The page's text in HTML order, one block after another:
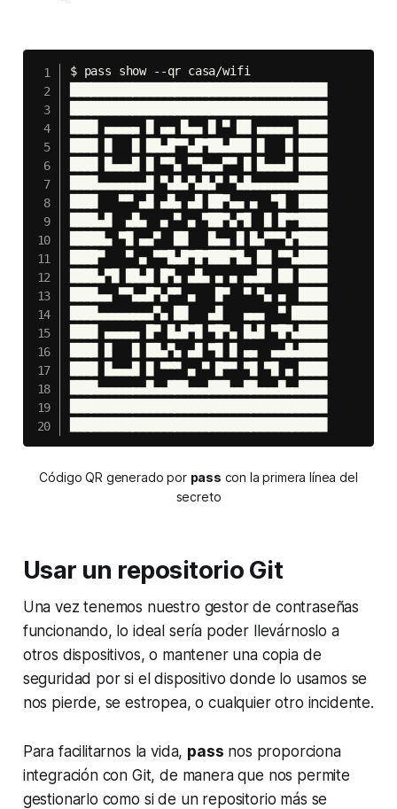
$ pass show --qr casa/wifi
████ ▄▄▄▄▄ █ ▄▄ █▄▄ █ ▀ ██ ▄▄▄▄▄ ████
████ █   █ ██▄█▀▀▄█▀██▄███ █   █ ████
████ █▄▄▄█ █ ▀▀▄ ▀▀▄▄▄▀▀ █ █▄▄▄█ ████
████▄▄▄▄▄▄▄█ ▀▄█▄▀▄█▄▀ ▀▄█▄▄▄▄▄▄▄████
████   ▀▀ ▄█ ▄█▄ ▄█ ██▀▄▄ ▄  ▀█  ████
████▄█  ▄█▄  ▄ ▀ ▄ ▀██▀▄▀█  █ █▀▀████
█████▄ ▀█ ▄▄▀  ██   █▄▄ █ █▄▀▀▀▄▀████
████▀   ▀ ▄ ▀▀█▄█▀█▀███▀█▄ ██ ▀▀▄████
████▄▀█ ██▄█ █▀▄ ▄█▄ ▄ ▄ ▄▄██ ██ ████
████▄▄ ▀▀▄▄█▀▄▀▀ ▄   █▀  ▀ ▀▄ ▄  ████
████▄▄▄▄▄▄▄▄▀▄ ██   ▄█   ▄▄▄  ▀ █████
████ ▄▄▄▄▄ █▀ █▄█▀█ ▀█▀▄ █▄█ ▀█▀▄████
████ █   █ ██▄▀▄ ▄█ ▀█ █ ▄▄  ▄▄█▄████
████ █▄▄▄█ █ ▀▀▀ ▄ ▀ █▀▀ ▀█ ▀█ ▄ ████
████▄▄▄▄▄▄▄█▄▄███▄▄▄███▄▄██▄▄▄█▄▄████
Código QR generado por pass con la primera línea del
secreto
Usar un repositorio Git
Una vez tenemos nuestro gestor de contraseñas
funcionando, lo ideal sería poder llevárnoslo a
otros dispositivos, o mantener una copia de
seguridad por si el dispositivo donde lo usamos se
nos pierde, se estropea, o cualquier otro incidente.
Para facilitarnos la vida, pass nos proporciona
integración con Git, de manera que nos permite
gestionarlo como si de un repositorio más se